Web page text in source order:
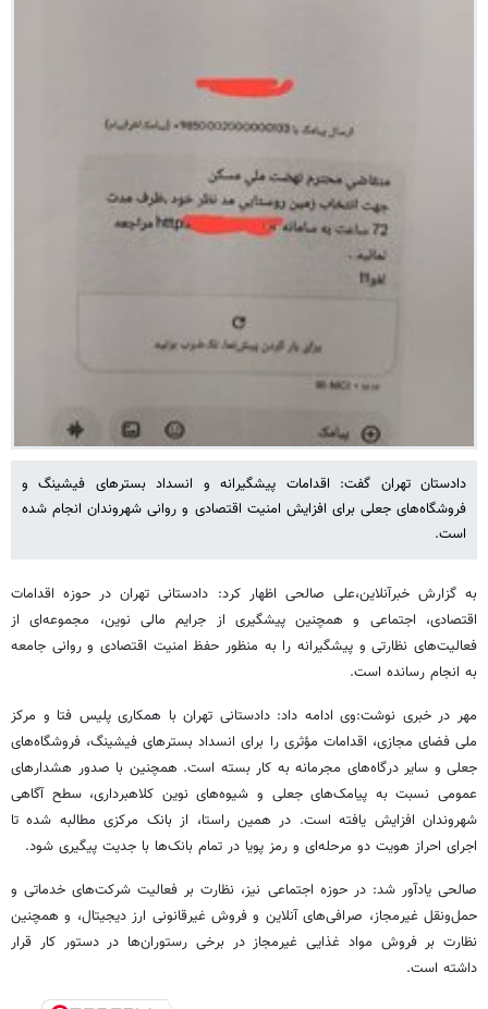
دادستان تهران گفت: اقدامات پیشگیرانه و انسداد بسترهای فیشینگ و
فروشگاه‌های جعلی برای افزایش امنیت اقتصادی و روانی شهروندان انجام شده
است.
به گزارش خبرآنلاین،علی صالحی اظهار کرد: دادستانی تهران در حوزه اقدامات
اقتصادی، اجتماعی و همچنین پیشگیری از جرایم مالی نوین، مجموعه‌ای از
فعالیت‌های نظارتی و پیشگیرانه را به منظور حفظ امنیت اقتصادی و روانی جامعه
به انجام رسانده است.
مهر در خبری نوشت:وی ادامه داد: دادستانی تهران با همکاری پلیس فتا و مرکز
ملی فضای مجازی، اقدامات مؤثری را برای انسداد بسترهای فیشینگ، فروشگاه‌های
جعلی و سایر درگاه‌های مجرمانه به کار بسته است. همچنین با صدور هشدارهای
عمومی نسبت به پیامک‌های جعلی و شیوه‌های نوین کلاهبرداری، سطح آگاهی
شهروندان افزایش یافته است. در همین راستا، از بانک مرکزی مطالبه شده تا
اجرای احراز هویت دو مرحله‌ای و رمز پویا در تمام بانک‌ها با جدیت پیگیری شود.
صالحی یادآور شد: در حوزه اجتماعی نیز، نظارت بر فعالیت شرکت‌های خدماتی و
حمل‌ونقل غیرمجاز، صرافی‌های آنلاین و فروش غیرقانونی ارز دیجیتال، و همچنین
نظارت بر فروش مواد غذایی غیرمجاز در برخی رستوران‌ها در دستور کار قرار
داشته است.